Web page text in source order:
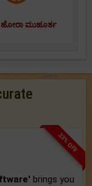
ಮುಹೂರ್ತ
33% OFF
brings you